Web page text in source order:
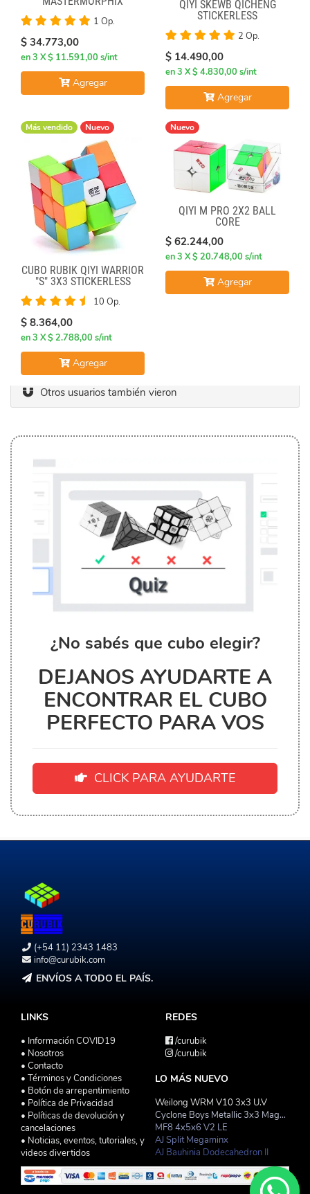
1 Op.
$ 34.773,00
en 3 X $ 11.591,00 s/int
Agregar
QIYI SKEWB QICHENG
STICKERLESS
2 Op.
$ 14.490,00
en 3 X $ 4.830,00 s/int
Agregar
Más vendido Nuevo
CUBO RUBIK QIYI WARRIOR
"S" 3X3 STICKERLESS
10 Op.
$ 8.364,00
en 3 X $ 2.788,00 s/int
Agregar
Nuevo
QIYI M PRO 2X2 BALL
CORE
$ 62.244,00
en 3 X $ 20.748,00 s/int
Agregar
Otros usuarios también vieron
¿No sabés que cubo elegir?
DEJANOS AYUDARTE A
ENCONTRAR EL CUBO
PERFECTO PARA VOS
CLICK PARA AYUDARTE
(+54 11) 2343 1483
info@curubik.com
ENVÍOS A TODO EL PAÍS.
LINKS
• Información COVID19
• Nosotros
• Contacto
• Términos y Condiciones
• Botón de arrepentimiento
• Política de Privacidad
• Políticas de devolución y
cancelaciones
• Noticias, eventos, tutoriales, y
videos divertidos
REDES
/curubik
/curubik
LO MÁS NUEVO
Weilong WRM V10 3x3 U.V
Cyclone Boys Metallic 3x3 Magnetico Macaron
MF8 4x5x6 V2 LE
AJ Split Megaminx
AJ Bauhinia Dodecahedron II